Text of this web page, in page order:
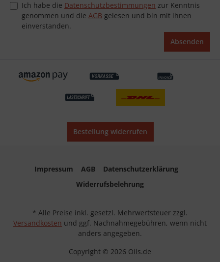
Ich habe die Datenschutzbestimmungen zur Kenntnis
genommen und die AGB gelesen und bin mit ihnen
einverstanden.
Absenden
Bestellung widerrufen
Impressum AGB
Datenschutzerklärung
Widerrufsbelehrung
* Alle Preise inkl. gesetzl. Mehrwertsteuer zzgl.
Versandkosten und ggf. Nachnahmegebühren, wenn nicht
anders angegeben.
Copyright © 2026 Oils.de